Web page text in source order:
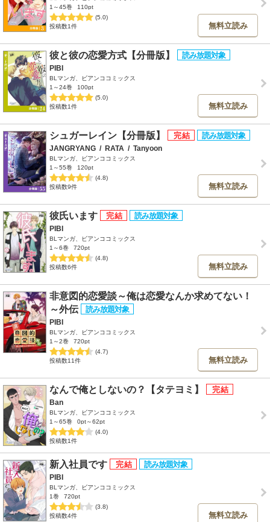
1～45巻
110pt
(5.0)
投稿数1件
無料立読み
彼と彼の恋愛方式【分冊版】
PIBI
BLマンガ、ビアンココミックス
1～24巻
100pt
(5.0)
投稿数1件
無料立読み
シュガーレイン【分冊版】
JANGRYANG / RATA / Tanyoon
BLマンガ、ビアンココミックス
1～55巻
120pt
(4.8)
投稿数9件
無料立読み
彼氏います
PIBI
BLマンガ、ビアンココミックス
1～6巻
720pt
(4.8)
投稿数6件
無料立読み
非意図的恋愛談～俺は恋愛なんか求めてない！
～外伝
PIBI
BLマンガ、ビアンココミックス
1～2巻
720pt
(4.7)
投稿数11件
無料立読み
なんで俺としないの？【タテヨミ】
Ban
BLマンガ、ビアンココミックス
1～65巻
0pt～62pt
(4.0)
投稿数1件
新入社員です
PIBI
BLマンガ、ビアンココミックス
1巻
720pt
(3.8)
投稿数4件
無料立読み